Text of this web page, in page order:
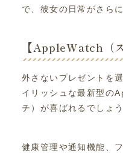
で、彼女の日常がさら
【AppleWatch（
外さないプレゼントを
イリッシュな最新型の
チ）が喜ばれるでしょう
健康管理や通知機能、